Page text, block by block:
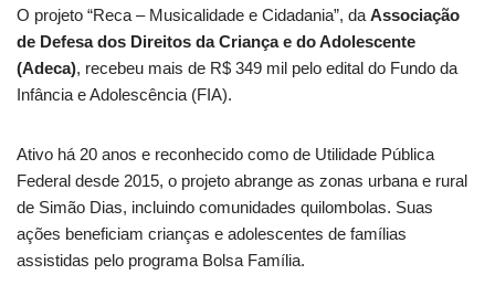
O projeto “Reca – Musicalidade e Cidadania”, da Associação
de Defesa dos Direitos da Criança e do Adolescente
(Adeca), recebeu mais de R$ 349 mil pelo edital do Fundo da
Infância e Adolescência (FIA).
Ativo há 20 anos e reconhecido como de Utilidade Pública
Federal desde 2015, o projeto abrange as zonas urbana e rural
de Simão Dias, incluindo comunidades quilombolas. Suas
ações beneficiam crianças e adolescentes de famílias
assistidas pelo programa Bolsa Família.